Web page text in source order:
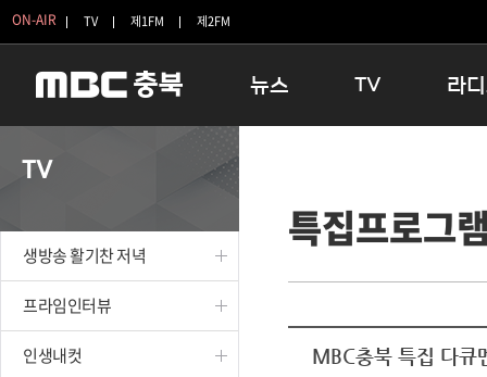
ON-AIR TV 제1FM 제2FM
뉴스
보은
TV
인생내컷
테마기행 길
시청자 FLEX
특집프로그램
라
16:00 완
우리 고
TV
생방송 활기찬 저녁
프라임인터뷰
인생내컷
특집프로그
MBC충북 특집 다큐